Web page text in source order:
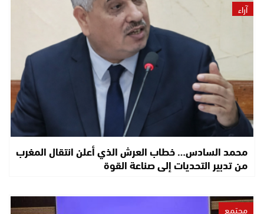
آراء
محمد السادس… خطاب العرش الذي أعلن انتقال المغرب
من تدبير التحديات إلى صناعة القوة
مجتمع